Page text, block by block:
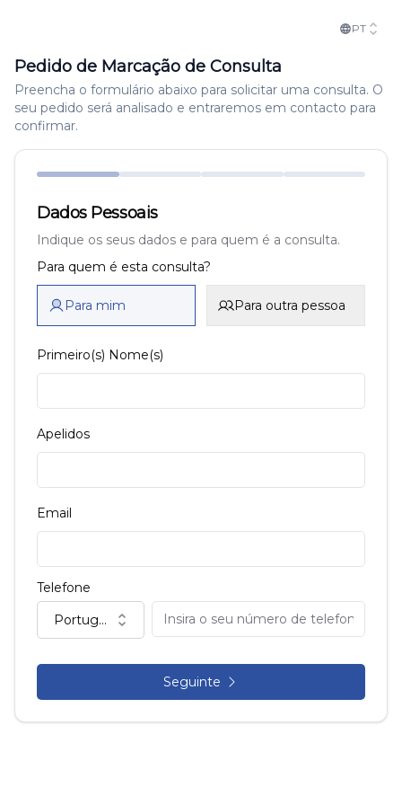
PT
Pedido de Marcação de Consulta
Preencha o formulário abaixo para solicitar uma consulta. O
seu pedido será analisado e entraremos em contacto para
confirmar.
Dados Pessoais
Indique os seus dados e para quem é a consulta.
Para quem é esta consulta?
Para mim Para outra pessoa
Primeiro(s) Nome(s)
Apelidos
Email
Telefone
Portugal (+351)
Seguinte